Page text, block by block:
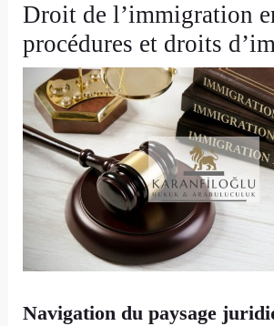
Droit de l’immigration
procédures et droits
Navigation du paysage